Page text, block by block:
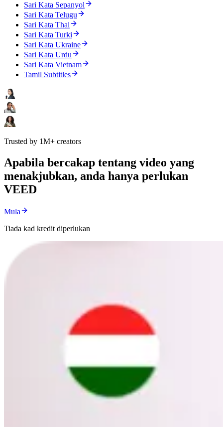
Sari Kata Sepanyol
Sari Kata Telugu
Sari Kata Thai
Sari Kata Turki
Sari Kata Ukraine
Sari Kata Urdu
Sari Kata Vietnam
Tamil Subtitles
Trusted by 1M+ creators
Apabila bercakap tentang video yang
menakjubkan, anda hanya perlukan
VEED
Mula
Tiada kad kredit diperlukan